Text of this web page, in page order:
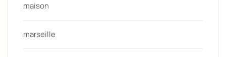
maison
marseille